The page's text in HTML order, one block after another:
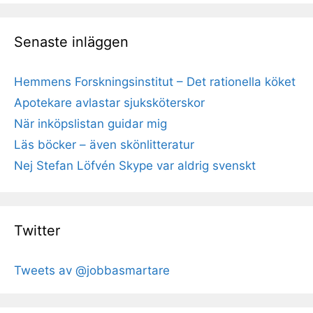
Senaste inläggen
Hemmens Forskningsinstitut – Det rationella köket
Apotekare avlastar sjuksköterskor
När inköpslistan guidar mig
Läs böcker – även skönlitteratur
Nej Stefan Löfvén Skype var aldrig svenskt
Twitter
Tweets av @jobbasmartare